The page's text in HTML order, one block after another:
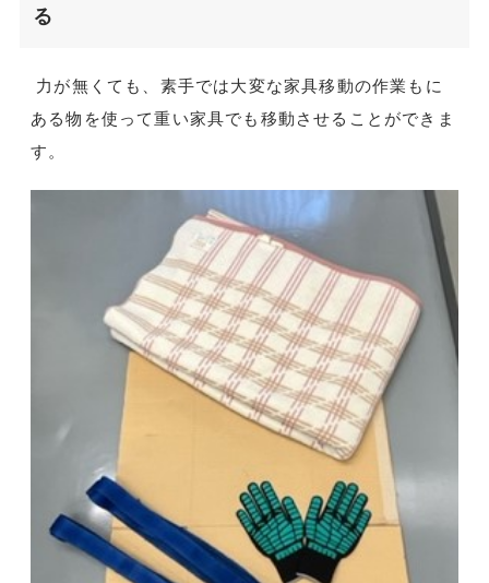
る
力が無くても、素手では大変な家具移動の作業もに
ある物を使って重い家具でも移動させることができま
す。